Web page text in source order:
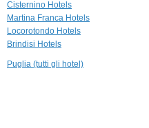
Cisternino Hotels
Martina Franca Hotels
Locorotondo Hotels
Brindisi Hotels
Puglia (tutti gli hotel)